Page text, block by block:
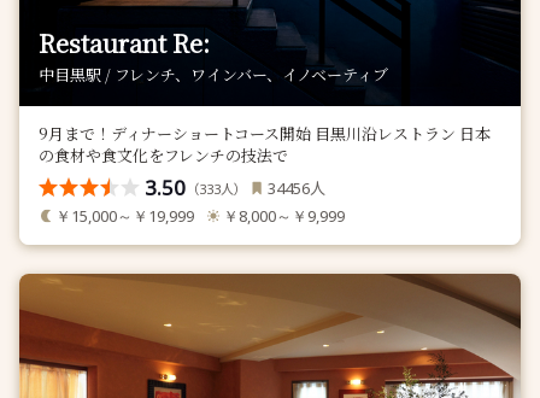
Restaurant Re:
中目黒駅 / フレンチ、ワインバー、イノベーティブ
9月まで！ディナーショートコース開始 目黒川沿レストラン 日本
の食材や食文化をフレンチの技法で
3.50 （333人） 34456人
￥15,000～￥19,999 ￥8,000～￥9,999